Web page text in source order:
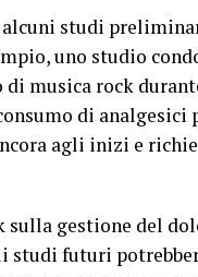
alcuni studi
uno studio
musica rock
di analgesici
agli inizi e
sulla gestione del
studi futuri